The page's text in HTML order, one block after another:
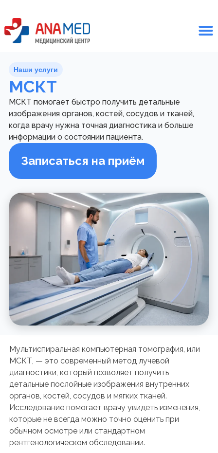
Наши услуги
МСКТ
МСКТ помогает быстро получить детальные
изображения органов, костей, сосудов и тканей,
когда врачу нужна точная диагностика и больше
информации о состоянии пациента.
Записаться на приём
Мультиспиральная компьютерная томография, или
МСКТ, — это современный метод лучевой
диагностики, который позволяет получить
детальные послойные изображения внутренних
органов, костей, сосудов и мягких тканей.
Исследование помогает врачу увидеть изменения,
которые не всегда можно точно оценить при
обычном осмотре или стандартном
рентгенологическом обследовании.